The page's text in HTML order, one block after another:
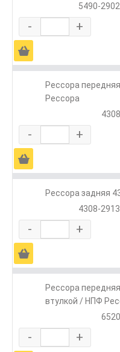
5490-
- +
Ä
Рессора
Рессора
- +
Ä
Рессора задняя
4308-
- +
Ä
Рессора
втулкой / НПФ
- +